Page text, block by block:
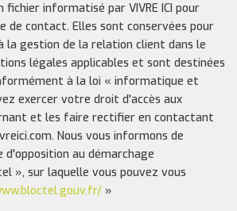
informatisé par VIVRE ICI pour
de contact. Elles sont conservées pour
la gestion de la relation client dans le
légales applicables et sont destinées
à la loi « informatique et
exercer votre droit d'accès aux
et les faire rectifier en contactant
Nous vous informons de
au démarchage
», sur laquelle vous pouvez vous
»